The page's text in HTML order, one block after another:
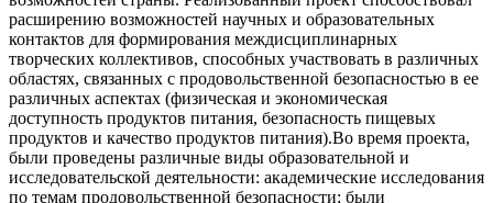
расширению возможностей научных и образовательных
контактов для формирования междисциплинарных
творческих коллективов, способных участвовать в различных
областях, связанных с продовольственной безопасностью в ее
различных аспектах (физическая и экономическая
доступность продуктов питания, безопасность пищевых
продуктов и качество продуктов питания).Во время проекта,
были проведены различные виды образовательной и
исследовательской деятельности: академические исследования
по темам продовольственной безопасности; были